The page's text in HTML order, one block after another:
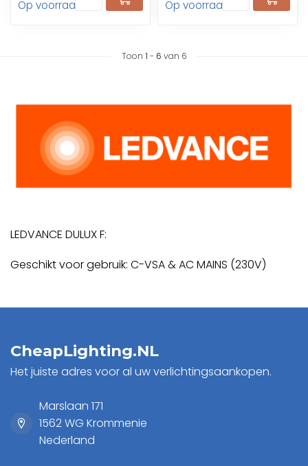
Op voorraad Op voorraad
Toon 1 - 6 van 6
LEDVANCE DULUX F:
Geschikt voor gebruik: C-VSA & AC MAINS (230V)
CheapLighting.NL
Het juiste adres voor al uw verlichtingsaankopen.
Marslaan 171
1562 WG Krommenie
Nederland